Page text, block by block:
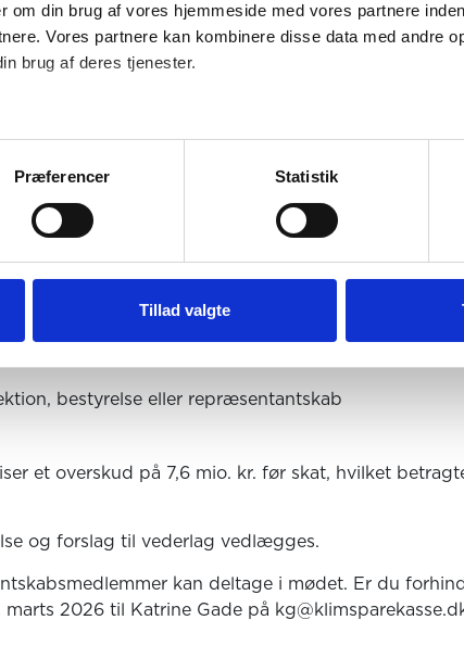
om din brug af vores hjemmeside med vores partnere
Vores partnere kan kombinere disse data med andre
brug af deres tjenester.
Præferencer Statistik
Tillad valgte
om sparekassens virksomhed i 2025
årsregnskab til godkendelse
af overskud eller dækning af evt. tab
årsrapport, herunder den af bestyrelsen
vederlag for igangværende regnskabsår.
vedlægges.
– der er ingen på valg.
bestyrelse eller repræsentantskab
et overskud på 7,6 mio. kr. før skat, hvilket
og forslag til vederlag vedlægges.
kan deltage i mødet. Er du
2026 til Katrine Gade på